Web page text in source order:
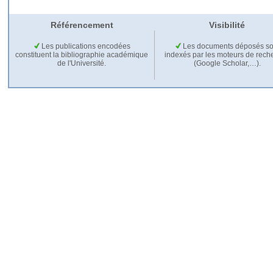
Référencement Visibilité
Les publications encodées
constituent la bibliographie académique
de l'Université.
Les documents déposés
indexés par les moteurs de
(Google Scholar,…).